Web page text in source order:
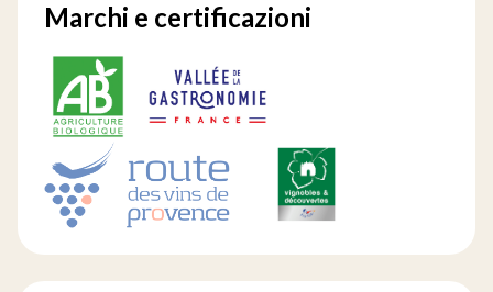
Marchi e certificazioni